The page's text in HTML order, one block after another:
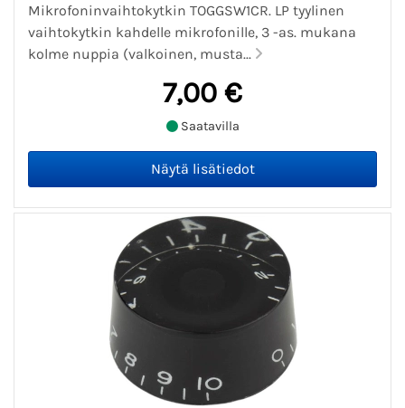
Mikrofoninvaihtokytkin TOGGSW1CR. LP tyylinen
vaihtokytkin kahdelle mikrofonille, 3 -as. mukana
kolme nuppia (valkoinen, musta...
7,00 €
Saatavilla